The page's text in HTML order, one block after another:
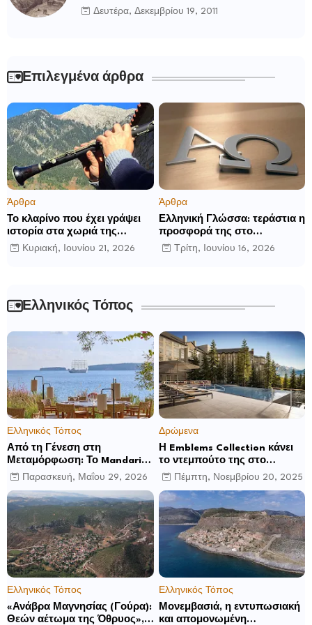
Δευτέρα, Δεκεμβρίου 19, 2011
Επιλεγμένα άρθρα
Άρθρα
Το κλαρίνο που έχει γράψει
ιστορία στα χωριά της
Ρούμελης
Κυριακή, Ιουνίου 21, 2026
Άρθρα
Ελληνική Γλώσσα: τεράστια η
προσφορά της στο
παγκόσμιο γίγνεσθαι.
Τρίτη, Ιουνίου 16, 2026
Ελληνικός Τόπος
Ελληνικός Τόπος
Από τη Γένεση στη
Μεταμόρφωση: Το Mandarin
Oriental, Costa Navarino
αποκαλύπτει μια νέα σεζόν
βιωματικών εμπειριών
Παρασκευή, Μαΐου 29, 2026
Δρώμενα
Η Emblems Collection κάνει
το ντεμπούτο της στο
Ηνωμένο Βασίλειο με το
Luckham Park Hotel & Spa
και ανακοινώνει άλλα έξι
ανοίγματα για το 2026 και
μετά
Πέμπτη, Νοεμβρίου 20, 2025
Ελληνικός Τόπος
«Ανάβρα Μαγνησίας (Γούρα):
Θεών αέτωμα της Όθρυος»,
Ελληνικός Τόπος
Μονεμβασιά, η εντυπωσιακή
και απομονωμένη